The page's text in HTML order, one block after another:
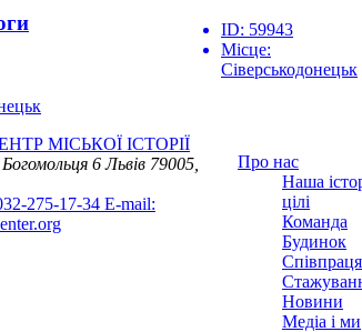
ID: 59943
Місце:
Сіверськодонецьк
МІСЬКОЇ ІСТОРІЇ
6Львів 79005,
275-17-34 E-mail:
Про нас
Наша
цілі
Команда
Будинок
Співпраця
Новини
Медіа і ми